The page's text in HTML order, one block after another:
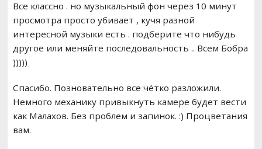
Все классно . но музыкальный фон через 10 минут
просмотра просто убивает , кучя разной
интересной музыки есть . подберите что нибудь
другое или меняйте последовальность .. Всем Бобра
)))))
Спасибо. Позновательно все чётко разложили.
Немного механику привыкнуть камере будет вести
как Малахов. Без проблем и запинок. :) Процветания
вам.